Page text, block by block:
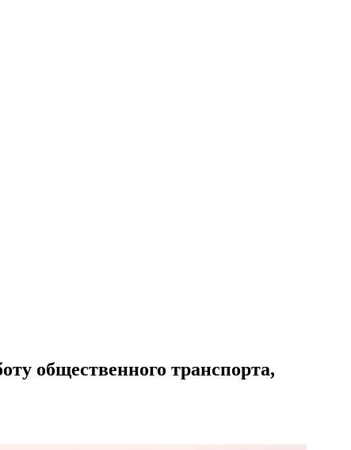
общественного транспорта,